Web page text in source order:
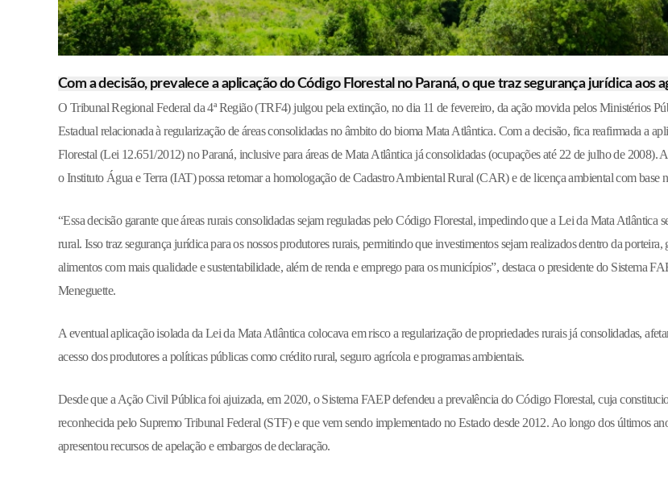
Com a decisão, prevalece a aplicação do Código Florestal no Paraná, o que traz segurança jurídica aos
O Tribunal Regional Federal da 4ª Região (TRF4) julgou pela extinção, no dia 11 de fevereiro, da ação movida pelos Ministérios
Estadual relacionada à regularização de áreas consolidadas no âmbito do bioma Mata Atlântica. Com a decisão, fica reafirmada a
Florestal (Lei 12.651/2012) no Paraná, inclusive para áreas de Mata Atlântica já consolidadas (ocupações até 22 de julho de 2008).
o Instituto Água e Terra (IAT) possa retomar a homologação de Cadastro Ambiental Rural (CAR) e de licença ambiental com base
“Essa decisão garante que áreas rurais consolidadas sejam reguladas pelo Código Florestal, impedindo que a Lei da Mata Atlântica
rural. Isso traz segurança jurídica para os nossos produtores rurais, permitindo que investimentos sejam realizados dentro da porteira,
alimentos com mais qualidade e sustentabilidade, além de renda e emprego para os municípios”, destaca o presidente do Sistema
Meneguette.
A eventual aplicação isolada da Lei da Mata Atlântica colocava em risco a regularização de propriedades rurais já consolidadas,
acesso dos produtores a políticas públicas como crédito rural, seguro agrícola e programas ambientais.
Desde que a Ação Civil Pública foi ajuizada, em 2020, o Sistema FAEP defendeu a prevalência do Código Florestal, cuja
reconhecida pelo Supremo Tribunal Federal (STF) e que vem sendo implementado no Estado desde 2012. Ao longo dos últimos
apresentou recursos de apelação e embargos de declaração.